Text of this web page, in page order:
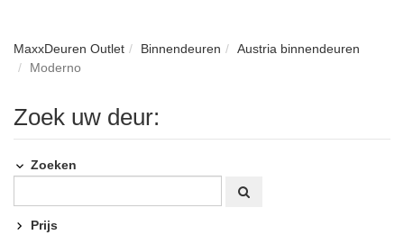
MaxxDeuren Outlet Binnendeuren
Austria binnendeuren
Moderno
Zoek uw deur:
Zoeken
Prijs